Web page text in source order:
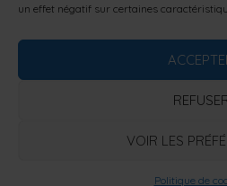
un effet négatif sur certaines
VOIR LES
Politique de
DÉCONSEILLÉE AUX
EST
ANS